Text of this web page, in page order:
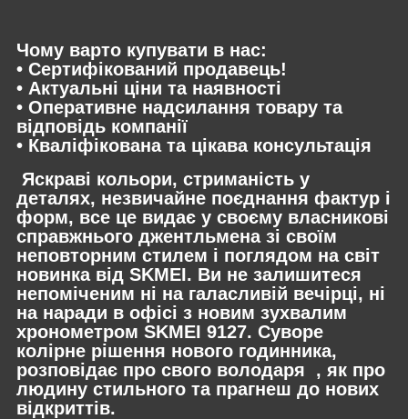
Чому варто купувати в нас:
• Сертифікований продавець!
• Актуальні ціни та наявності
• Оперативне надсилання товару та
відповідь компанії
• Кваліфікована та цікава консультація
Яскраві кольори, стриманість у
деталях, незвичайне поєднання фактур і
форм, все це видає у своєму власникові
справжнього джентльмена зі своїм
неповторним стилем і поглядом на світ
новинка від SKMEI. Ви не залишитеся
непоміченим ні на галасливій вечірці, ні
на наради в офісі з новим зухвалим
хронометром SKMEI 9127. Суворе
колірне рішення нового годинника,
розповідає про свого володаря , як про
людину стильного та прагнеш до нових
відкриттів.